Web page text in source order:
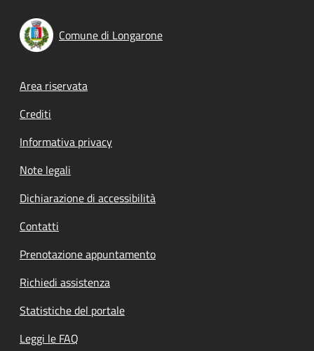
Comune di Longarone
Footer menu
Area riservata
Crediti
Informativa privacy
Note legali
Dichiarazione di accessibilità
Contatti
Prenotazione appuntamento
Richiedi assistenza
Statistiche del portale
Leggi le FAQ